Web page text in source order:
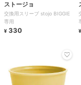
ストージョ
交換用スリーブ stojo BIGGIE
専用
¥ 330
¥